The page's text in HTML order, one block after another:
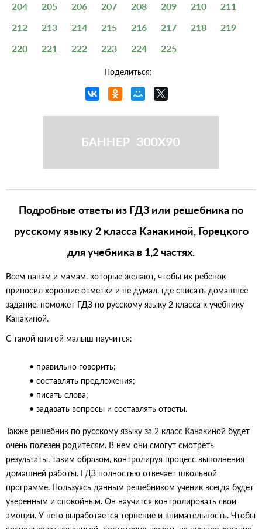
204
205 206 207 208 209 210
211
212
213 214 215 216 217 218
219
220
221 222 223 224 225
Поделиться:
Подробные ответы из ГДЗ или решебника по
русскому языку 2 класса Канакиной, Горецкого
для учебника в 1,2 частях.
Всем папам и мамам, которые желают, чтобы их ребенок
приносил хорошие отметки и не думал, где списать домашнее
задание, поможет ГДЗ по русскому языку 2 класса к учебнику
Канакиной.
С такой книгой малыш научится:
• правильно говорить;
• составлять предложения;
• писать слова;
• задавать вопросы и составлять ответы.
Также решебник по русскому языку за 2 класс Канакиной будет
очень полезен родителям. В нем они смогут смотреть
результаты, таким образом, контролируя процесс выполнения
домашней работы. ГДЗ полностью отвечает школьной
программе. Пользуясь данным решебником ученик всегда будет
уверенным и спокойным. Он научится контролировать свои
эмоции. У него выработается терпение и внимательность. Чтобы